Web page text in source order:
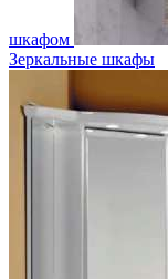
шкафом
Зеркальные шкафы